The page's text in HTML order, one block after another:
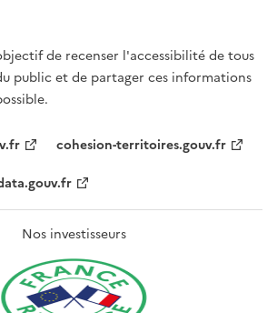
de recenser l'accessibilité de tous
public et de partager ces informations
cohesion-territoires.gouv.fr
Nos investisseurs